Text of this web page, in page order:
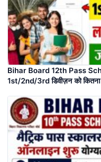
Bihar Board 12th Pass
1st/2nd/3rd डिवीज़न को कितना